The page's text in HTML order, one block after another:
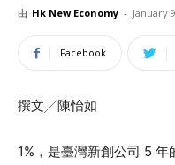
由 Hk New Economy - January
Facebook
撰文╱陳怡如
1%，是臺灣新創公司 5